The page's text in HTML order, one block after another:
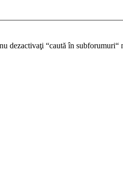
dezactivaţi “caută în subforumuri“